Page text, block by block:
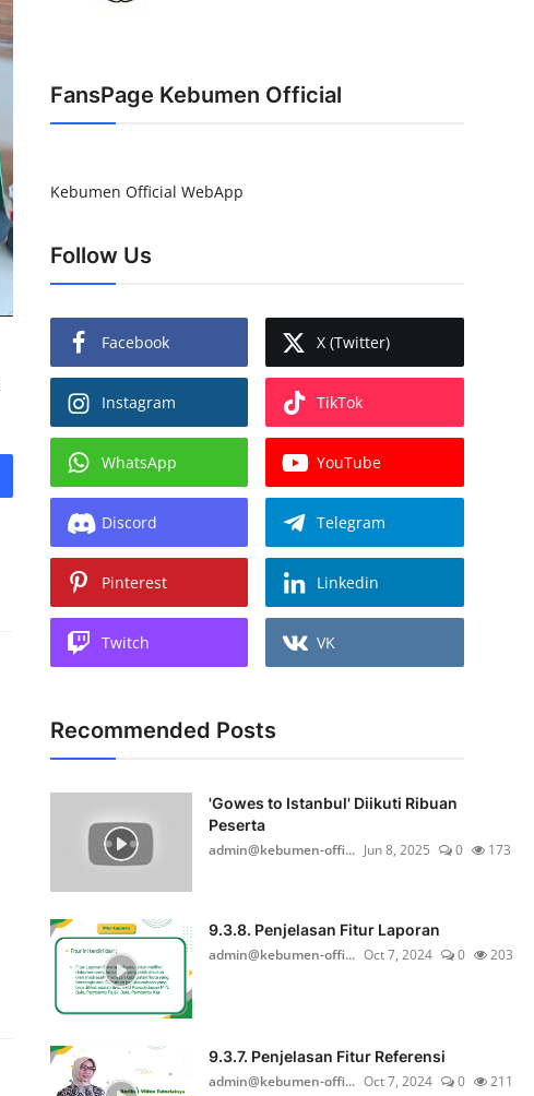
FansPage Kebumen Official
Kebumen Official WebApp
Follow Us
Facebook X (Twitter)
Instagram TikTok
WhatsApp YouTube
Discord Telegram
Pinterest Linkedin
Twitch VK
Recommended Posts
'Gowes to Istanbul' Diikuti Ribuan
Peserta
admin@kebumen-offi... Jun 8, 2025 0 173
9.3.8. Penjelasan Fitur Laporan
admin@kebumen-offi... Oct 7, 2024 0 203
9.3.7. Penjelasan Fitur Referensi
admin@kebumen-offi... Oct 7, 2024 0 211